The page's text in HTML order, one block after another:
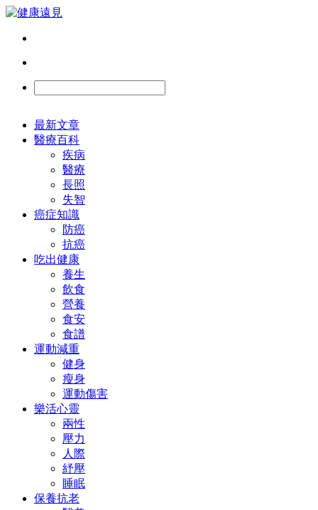
最新文章
醫療百科
疾病
醫療
長照
失智
癌症知識
防癌
抗癌
吃出健康
養生
飲食
營養
食安
食譜
運動減重
健身
瘦身
運動傷害
樂活心靈
兩性
壓力
人際
紓壓
睡眠
保養抗老